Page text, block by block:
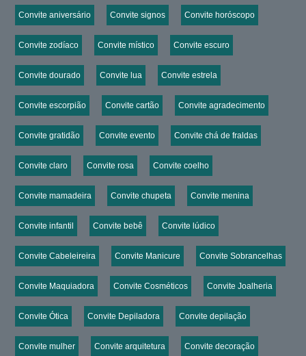
Convite aniversário Convite signos Convite horóscopo
Convite zodíaco Convite místico Convite escuro
Convite dourado Convite lua Convite estrela
Convite escorpião Convite cartão Convite agradecimento
Convite gratidão Convite evento Convite chá de fraldas
Convite claro Convite rosa Convite coelho
Convite mamadeira Convite chupeta Convite menina
Convite infantil Convite bebê Convite lúdico
Convite Cabeleireira Convite Manicure Convite Sobrancelhas
Convite Maquiadora Convite Cosméticos Convite Joalheria
Convite Ótica Convite Depiladora Convite depilação
Convite mulher Convite arquitetura Convite decoração